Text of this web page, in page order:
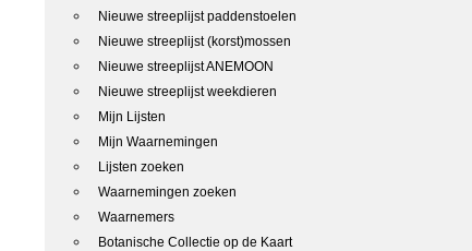
Nieuwe streeplijst paddenstoelen
Nieuwe streeplijst (korst)mossen
Nieuwe streeplijst ANEMOON
Nieuwe streeplijst weekdieren
Mijn Lijsten
Mijn Waarnemingen
Lijsten zoeken
Waarnemingen zoeken
Waarnemers
Botanische Collectie op de Kaart